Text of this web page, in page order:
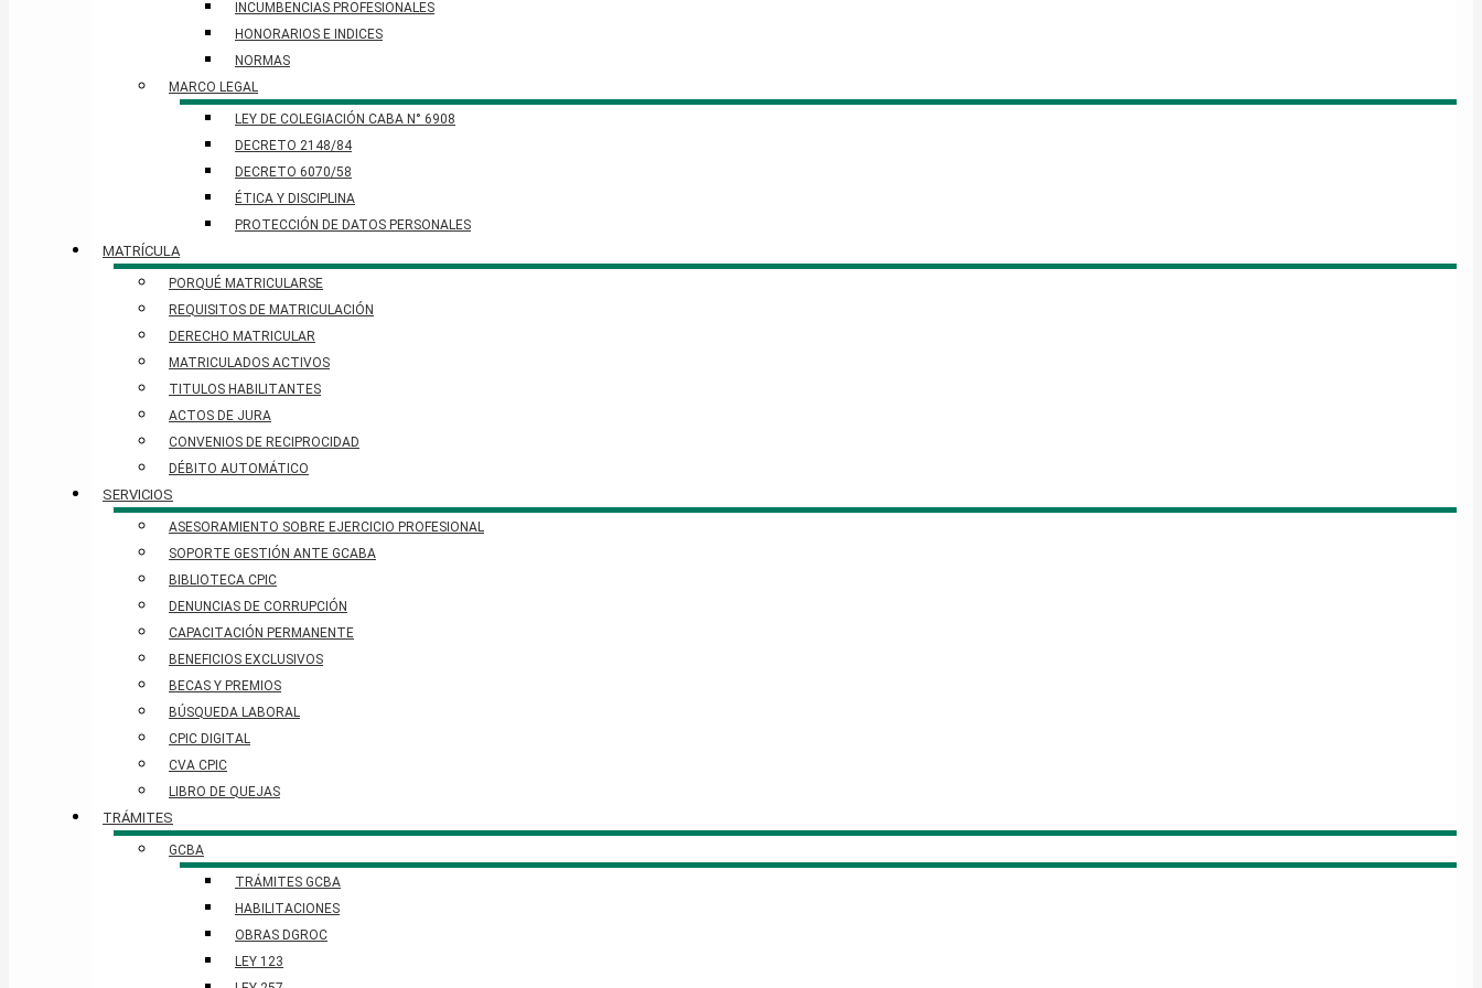
INCUMBENCIAS PROFESIONALES
HONORARIOS E INDICES
NORMAS
MARCO LEGAL
LEY DE COLEGIACIÓN CABA N° 6908
DECRETO 2148/84
DECRETO 6070/58
ÉTICA Y DISCIPLINA
PROTECCIÓN DE DATOS PERSONALES​
MATRÍCULA
PORQUÉ MATRICULARSE
REQUISITOS DE MATRICULACIÓN
DERECHO MATRICULAR
MATRICULADOS ACTIVOS
TITULOS HABILITANTES
ACTOS DE JURA
CONVENIOS DE RECIPROCIDAD
DÉBITO AUTOMÁTICO
SERVICIOS
ASESORAMIENTO SOBRE EJERCICIO PROFESIONAL
SOPORTE GESTIÓN ANTE GCABA
BIBLIOTECA CPIC
DENUNCIAS DE CORRUPCIÓN
CAPACITACIÓN PERMANENTE
BENEFICIOS EXCLUSIVOS
BECAS Y PREMIOS
BÚSQUEDA LABORAL​
CPIC DIGITAL
CVA CPIC
LIBRO DE QUEJAS
TRÁMITES
GCBA
TRÁMITES GCBA
HABILITACIONES
OBRAS DGROC
LEY 123